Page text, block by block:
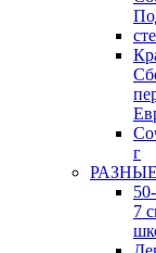
г
7